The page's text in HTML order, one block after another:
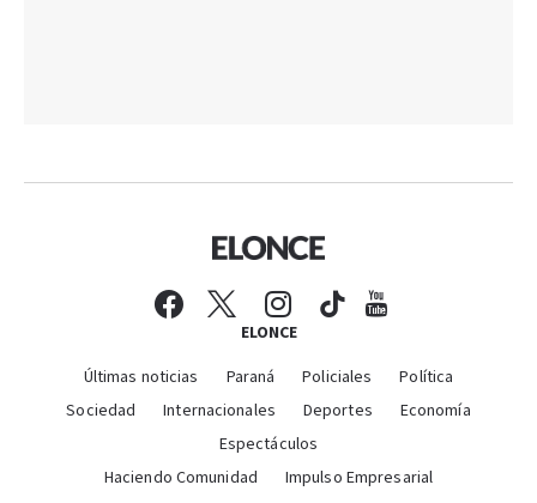
ELONCE
Últimas noticias Paraná Policiales
Política
Sociedad
Internacionales Deportes
Economía
Espectáculos
Haciendo Comunidad
Impulso Empresarial